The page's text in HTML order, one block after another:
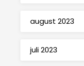
august 2023
juli 2023